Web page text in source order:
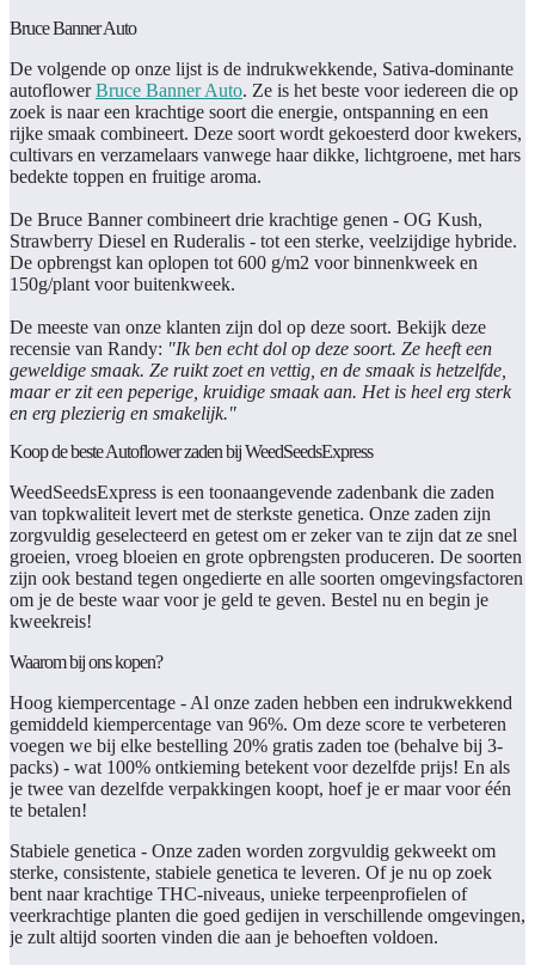
Bruce Banner Auto
De volgende op onze lijst is de indrukwekkende, Sativa-dominante
autoflowerBruce Banner Auto. Ze is het beste voor iedereen die op
zoek is naar een krachtige soort die energie, ontspanning en een
rijke smaak combineert. Deze soort wordt gekoesterd door kwekers,
cultivars en verzamelaars vanwege haar dikke, lichtgroene, met hars
bedekte toppen en fruitige aroma.
De Bruce Banner combineert drie krachtige genen - OG Kush,
Strawberry Diesel en Ruderalis - tot een sterke, veelzijdige hybride.
De opbrengst kan oplopen tot 600 g/m2 voor binnenkweek en
150g/plant voor buitenkweek.
De meeste van onze klanten zijn dol op deze soort. Bekijk deze
recensie van Randy: "Ik ben echt dol op deze soort. Ze heeft een
geweldige smaak. Ze ruikt zoet en vettig, en de smaak is hetzelfde,
maar er zit een peperige, kruidige smaak aan. Het is heel erg sterk
en erg plezierig en smakelijk."
Koop de beste Autoflower zaden bij WeedSeedsExpress
WeedSeedsExpress is een toonaangevende zadenbank die zaden
van topkwaliteit levert met de sterkste genetica. Onze zaden zijn
zorgvuldig geselecteerd en getest om er zeker van te zijn dat ze snel
groeien, vroeg bloeien en grote opbrengsten produceren. De soorten
zijn ook bestand tegen ongedierte en alle soorten omgevingsfactoren
om je de beste waar voor je geld te geven. Bestel nu en begin je
kweekreis!
Waarom bij ons kopen?
Hoog kiempercentage - Al onze zaden hebben een indrukwekkend
gemiddeld kiempercentage van 96%. Om deze score te verbeteren
voegen we bij elke bestelling 20% gratis zaden toe (behalve bij 3-
packs) - wat 100% ontkieming betekent voor dezelfde prijs! En als
je twee van dezelfde verpakkingen koopt, hoef je er maar voor één
te betalen!
Stabiele genetica - Onze zaden worden zorgvuldig gekweekt om
sterke, consistente, stabiele genetica te leveren. Of je nu op zoek
bent naar krachtige THC-niveaus, unieke terpeenprofielen of
veerkrachtige planten die goed gedijen in verschillende omgevingen,
je zult altijd soorten vinden die aan je behoeften voldoen.